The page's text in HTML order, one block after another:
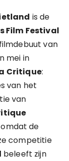
is de
Film Festival
van
mei in
Critique:
van het
van
de
competitie
beleeft zijn